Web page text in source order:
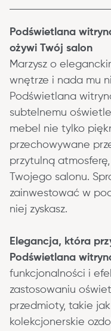
Podświetlana
ożywi Twój salon
Marzysz o
wnętrze i nada mu
Podświetlana
subtelnemu
mebel nie tylko
przechowywane
przytulną
Twojego salonu.
zainwestować w
niej zyskasz.
Elegancja, która
Podświetlana
funkcjonalności i
zastosowaniu
przedmioty, takie
kolekcjonerskie